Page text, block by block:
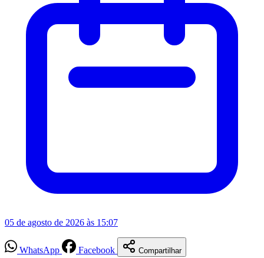
05 de agosto de 2026 às 15:07
WhatsApp Facebook Compartilhar